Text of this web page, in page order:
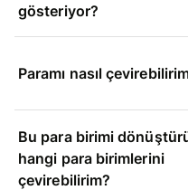
gösteriyor?
Paramı nasıl
Bu para birimi
hangi para birimlerini
çevirebilirim?